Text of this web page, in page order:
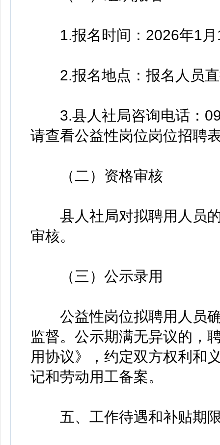
1.报名时间：2026年1月
2.报名地点：报名人员直
3.县人社局咨询电话：
请查看公益性岗位岗位招聘
（二）资格审核
县人社局对拟聘用人员的
审核。
（三）公示录用
公益性岗位拟聘用人员确
监督。公示期满无异议的，
用协议》，约定双方权利和
记和劳动用工备案。
五、工作待遇和补贴期